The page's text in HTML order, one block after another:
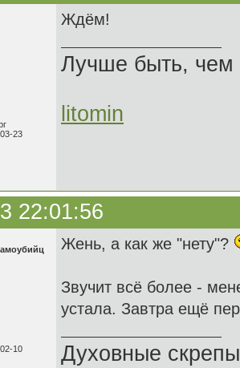
23
Ждём!
Лучше быть, чем
litomin
22:01:56
10
Жень, а как же "нету"?
Звучит всё более -
устала. Завтра ещё
Духовные